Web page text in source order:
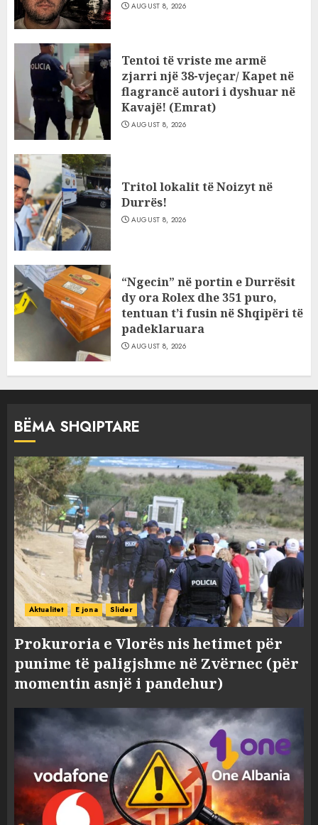
AUGUST 8, 2026
Tentoi të vriste me armë
zjarri një 38-vjeçar/ Kapet në
flagrancë autori i dyshuar në
Kavajë! (Emrat)
AUGUST 8, 2026
Tritol lokalit të Noizyt në
Durrës!
AUGUST 8, 2026
“Ngecin” në portin e Durrësit
dy ora Rolex dhe 351 puro,
tentuan t’i fusin në Shqipëri të
padeklaruara
AUGUST 8, 2026
BËMA SHQIPTARE
Aktualitet E jona Slider
Prokuroria e Vlorës nis hetimet për
punime të paligjshme në Zvërnec (për
momentin asnjë i pandehur)